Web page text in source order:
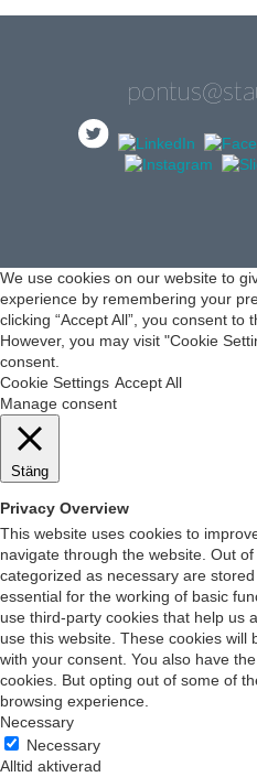
We use cookies on our website to
experience by remembering your
clicking “Accept All”, you consent to
However, you may visit "Cookie
consent.
Cookie Settings Accept All
Manage consent
Stäng
Privacy Overview
This website uses cookies to
navigate through the website. Out
categorized as necessary are
essential for the working of basic
use third-party cookies that help us
use this website. These cookies will
with your consent. You also have
cookies. But opting out of some of
browsing experience.
Necessary
Necessary
Alltid aktiverad